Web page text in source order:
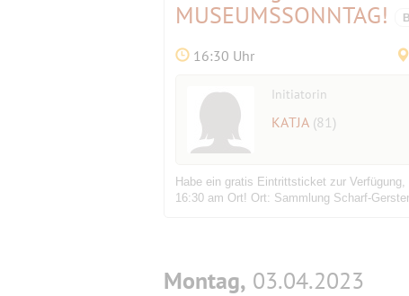
MUSEUMSSONNTAG!
16:30 Uhr
Initiatorin
KATJA (81)
Habe ein gratis Eintrittsticket zur
16:30 am Ort! Ort: Sammlung Scharf-
Montag, 03.04.2023